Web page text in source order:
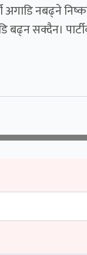
नबढ्ने
बढ्न सक्दैन।